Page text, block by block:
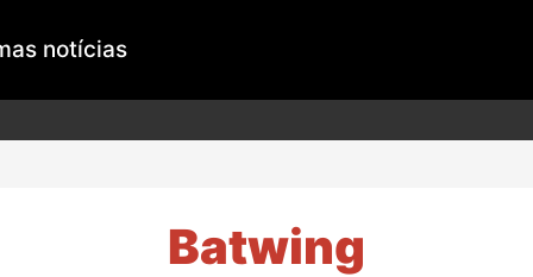
notícias
Batwing